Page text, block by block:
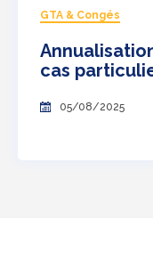
GTA & Congés
cas
05/08/2025